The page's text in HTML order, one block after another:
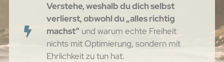
Verstehe, weshalb du dich selbst
verlierst, obwohl du „alles richtig
machst“ und warum echte Freiheit
nichts mit Optimierung, sondern mit
Ehrlichkeit zu tun hat.